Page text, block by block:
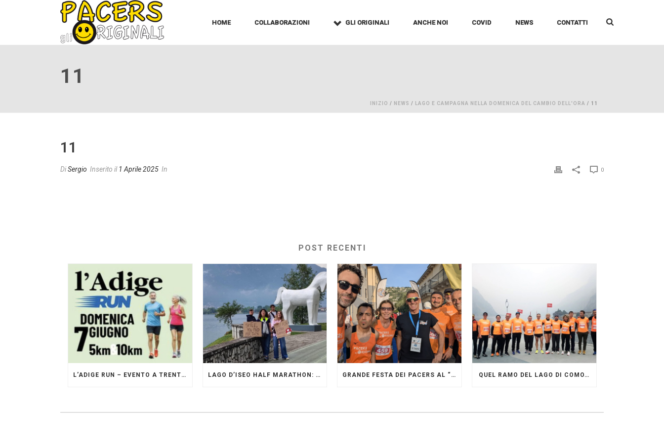
HOME COLLABORAZIONI GLI ORIGINALI ANCHE NOI COVID NEWS CONTATTI
11
INIZIO / NEWS / LAGO E CAMPAGNA NELLA DOMENICA DEL CAMBIO DELL'ORA / 11
11
DiSergio Inserito il1 Aprile 2025 In 0
POST RECENTI
L’ADIGE RUN – EVENTO A TRENTO GESTITO DAI PACERS GLI ORIGINALI LAGO D’ISEO HALF MARATHON: ORIGINALI PRESENTI GRANDE FESTA DEI PACERS AL “GARDA LAKE RUNNING FESTIVAL” QUEL RAMO DEL LAGO DI COMO…